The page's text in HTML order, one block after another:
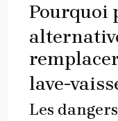
Pourquoi
lave-
Les